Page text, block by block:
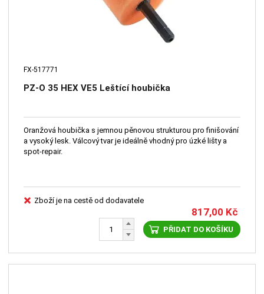
FX-517771
PZ-O 35 HEX VE5 Leštící houbička
Oranžová houbička s jemnou pěnovou strukturou pro finišování
a vysoký lesk. Válcový tvar je ideálně vhodný pro úzké lišty a
spot-repair.
Zboží je na cestě od dodavatele
817,00 Kč
PŘIDAT DO KOŠÍKU